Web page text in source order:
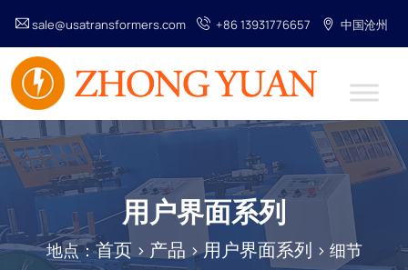
sale@usatransformers.com +86 13931776657 中国沧州
用户界面系列
地点：首页> 产品 >用户界面系列 > 细节